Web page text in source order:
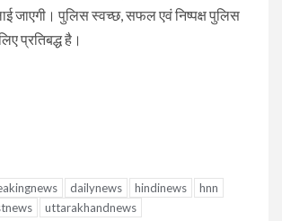
जाएगी। पुलिस स्वच्छ, सफल एवं निष्पक्ष पुलिस
प्रतिबद्ध है।
dailynews hindinews
hnn
uttarakhandnews